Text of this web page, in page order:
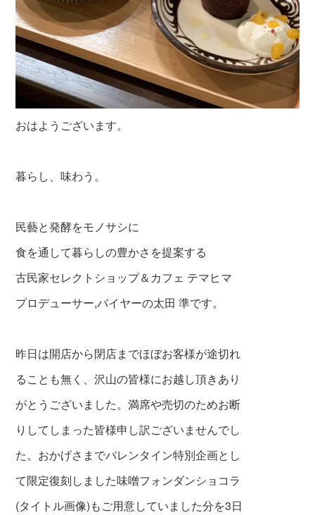
おはようございます。
暮らし、味わう。
民藝と発酵をモノサシに
食を通して暮らしの豊かさを提案する
古民家セレクトショップ＆カフェ テマヒマ
プロデューサー,バイヤーの太田 準です。
昨日は開店から閉店までほぼお客様が途切れ
ることも無く、沢山の皆様にお越し頂きあり
がとうございました。満席や売切のためお断
りしてしまった皆様申し訳ございませんでし
た。 おかげさまでバレンタイン特別企画とし
て限定復刻しました味噌フォンダンショコラ
(タイトル画像)もご用意していました分を3日